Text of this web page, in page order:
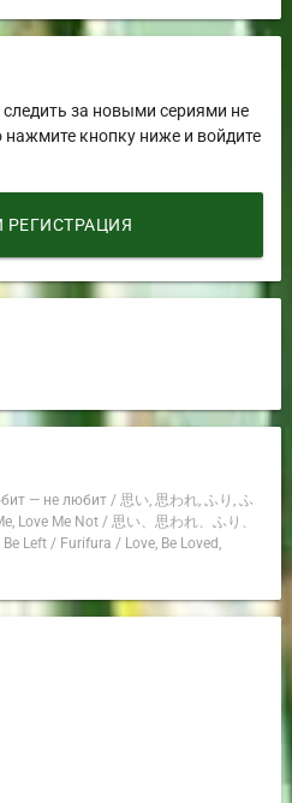
за новыми сериями не
кнопку ниже и войдите
РЕГИСТРАЦИЯ
— не любит/ 思い, 思われ, ふり, ふ
Love Me Not/ 思い、思われ、ふり、
Be Left/ Furifura / Love, Be Loved,